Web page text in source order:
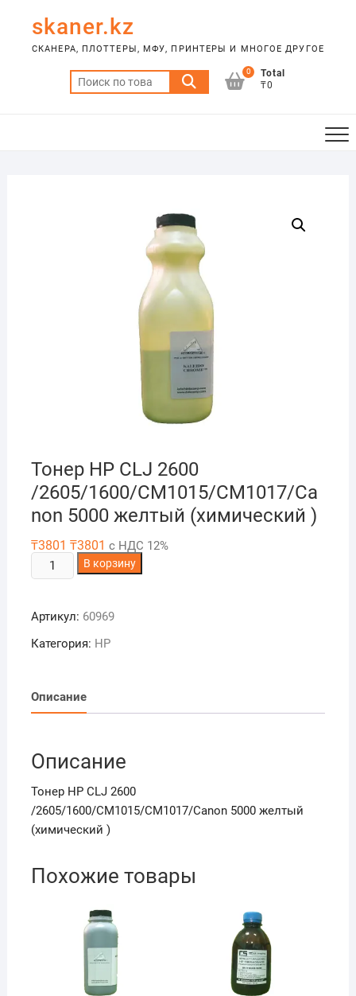
content
skaner.kz
СКАНЕРА, ПЛОТТЕРЫ, МФУ, ПРИНТЕРЫ И МНОГОЕ ДРУГОЕ
Искать:
0
Total
₸0
Тонер HP CLJ 2600
/2605/1600/CM1015/CM1017/Ca
non 5000 желтый (химический )
₸3801 ₸3801 с НДС 12%
Количество
товара
HP
CLJ
5000
желтый
)
В корзину
Артикул: 60969
Категория: HP
Описание
Описание
Тонер HP CLJ 2600
/2605/1600/CM1015/CM1017/Canon 5000 желтый
(химический )
Похожие товары